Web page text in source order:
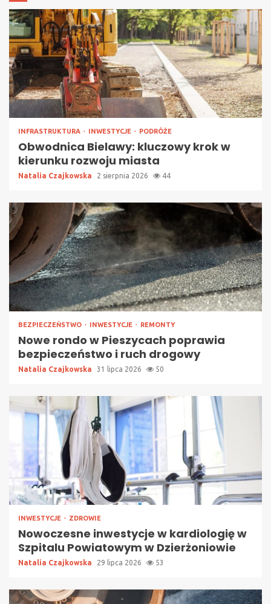
INFRASTRUKTURA INWESTYCJE PODRÓŻE
Obwodnica Bielawy: kluczowy krok w
kierunku rozwoju miasta
Natalia Czajkowska 2 sierpnia 2026 44
BEZPIECZEŃSTWO INWESTYCJE REMONTY
Nowe rondo w Pieszycach poprawia
bezpieczeństwo i ruch drogowy
Natalia Czajkowska 31 lipca 2026 50
INWESTYCJE ZDROWIE
Nowoczesne inwestycje w kardiologię w
Szpitalu Powiatowym w Dzierżoniowie
Natalia Czajkowska 29 lipca 2026 53